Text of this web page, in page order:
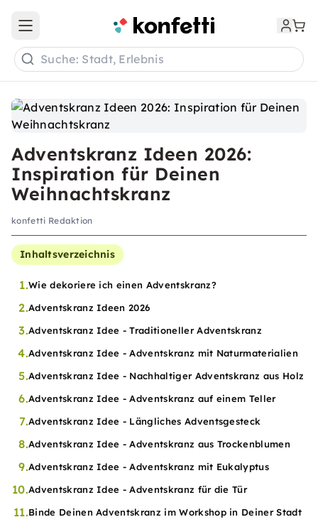
Adventskranz Ideen 2026:
Inspiration für Deinen
Weihnachtskranz
konfetti Redaktion
Inhaltsverzeichnis
1.Wie dekoriere ich einen Adventskranz?
2.Adventskranz Ideen 2026
3.Adventskranz Idee - Traditioneller Adventskranz
4.Adventskranz Idee - Adventskranz mit Naturmaterialien
5.Adventskranz Idee - Nachhaltiger Adventskranz aus Holz
6.Adventskranz Idee - Adventskranz auf einem Teller
7.Adventskranz Idee - Längliches Adventsgesteck
8.Adventskranz Idee - Adventskranz aus Trockenblumen
9.Adventskranz Idee - Adventskranz mit Eukalyptus
10.Adventskranz Idee - Adventskranz für die Tür
11.Binde Deinen Adventskranz im Workshop in Deiner Stadt
Open main menu
Suche: Stadt, Erlebnis